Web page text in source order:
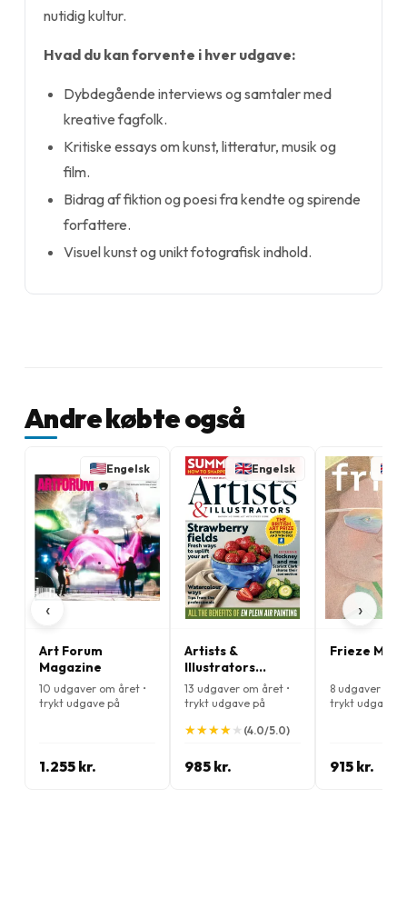
nutidig kultur.
Hvad du kan forvente i hver udgave:
Dybdegående interviews og samtaler med
kreative fagfolk.
Kritiske essays om kunst, litteratur, musik og
film.
Bidrag af fiktion og poesi fra kendte og spirende
forfattere.
Visuel kunst og unikt fotografisk indhold.
Andre købte også
‹
Engelsk
Art Forum
Magazine
10 udgaver om året •
trykt udgave på
1.255 kr.
Engelsk
Artists &
Illustrators
Magazine
13 udgaver om året •
trykt udgave på
★
★★
★★
★★
★★
★ (4.0/5.0)
985 kr.
Frieze
8 udgaver om
trykt udgave
915 kr.
›